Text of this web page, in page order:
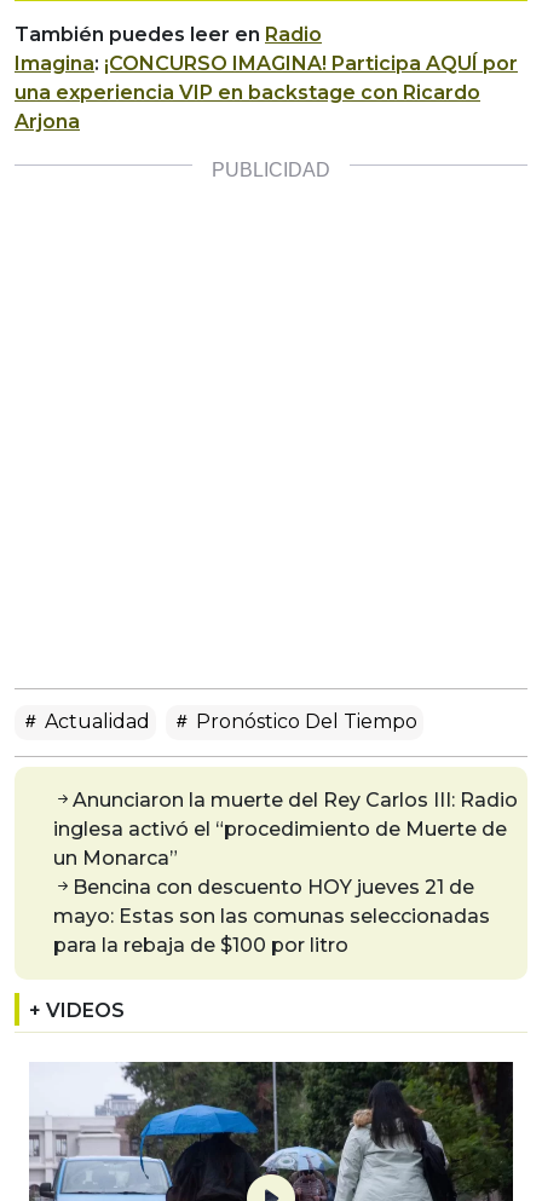
También puedes leer en Radio
Imagina: ¡CONCURSO IMAGINA! Participa AQUÍ por
una experiencia VIP en backstage con Ricardo
Arjona
Actualidad Pronóstico Del Tiempo
Anunciaron la muerte del Rey Carlos III: Radio
inglesa activó el “procedimiento de Muerte de
un Monarca”
Bencina con descuento HOY jueves 21 de
mayo: Estas son las comunas seleccionadas
para la rebaja de $100 por litro
+ VIDEOS